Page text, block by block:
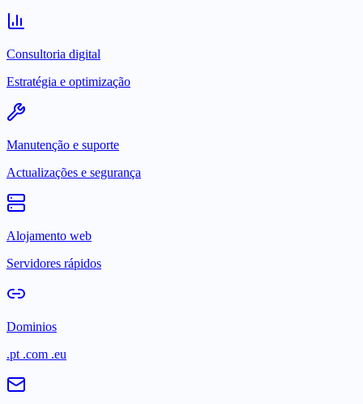
Consultoria digital
Estratégia e optimização
Manutenção e suporte
Actualizações e segurança
Alojamento web
Servidores rápidos
Dominios
.pt .com .eu
Email profissional